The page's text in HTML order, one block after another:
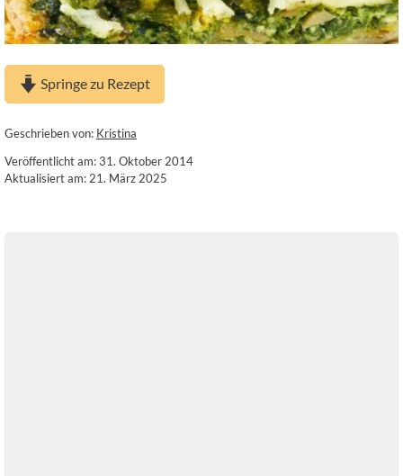
Springe zu Rezept
Geschrieben von: Kristina
Veröffentlicht am: 31. Oktober 2014
Aktualisiert am: 21. März 2025